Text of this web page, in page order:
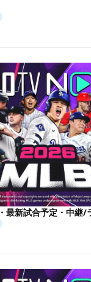
最新試合予定・中継/